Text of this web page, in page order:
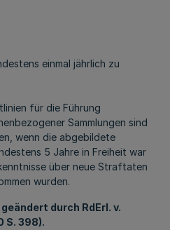
einmal jährlich zu
für die Führung
Sammlungen sind
wenn die abgebildete
5 Jahre in Freiheit war
über neue Straftaten
wurden.
, geändert durch RdErl. v.
S. 398).